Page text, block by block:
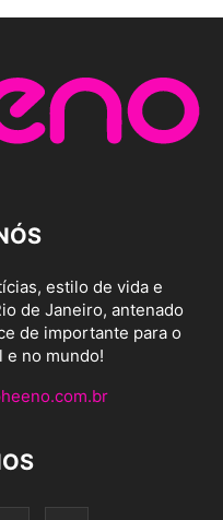
estilo de vida e
de Janeiro, antenado
de importante para o
e no mundo!